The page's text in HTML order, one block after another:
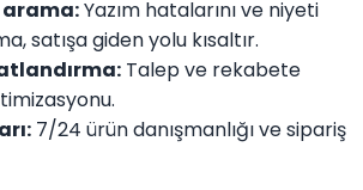
arama:Yazım hatalarını ve niyeti
satışa giden yolu kısaltır.
Talep ve rekabete
7/24 ürün danışmanlığı ve sipariş